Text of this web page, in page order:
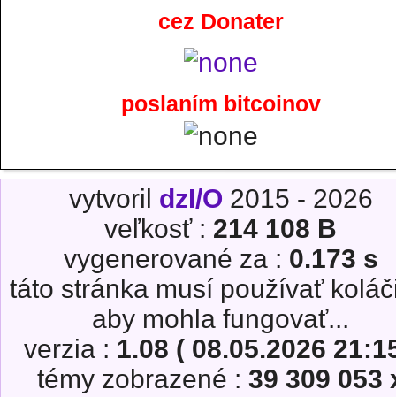
cez Donater
poslaním bitcoinov
vytvoril dzI/O 2015 - 2026
veľkosť : 214 108 B
vygenerované za : 0.173 s
táto stránka musí používať
aby mohla fungovať...
verzia : 1.08 ( 08.05.2026
témy zobrazené : 39 309 053